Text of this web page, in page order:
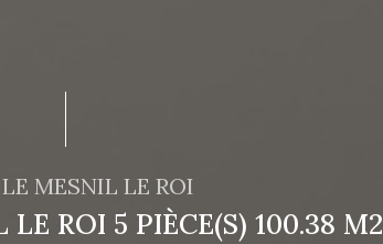
MESNIL LE ROI
ROI 5 PIÈCE(S) 100.38 M2